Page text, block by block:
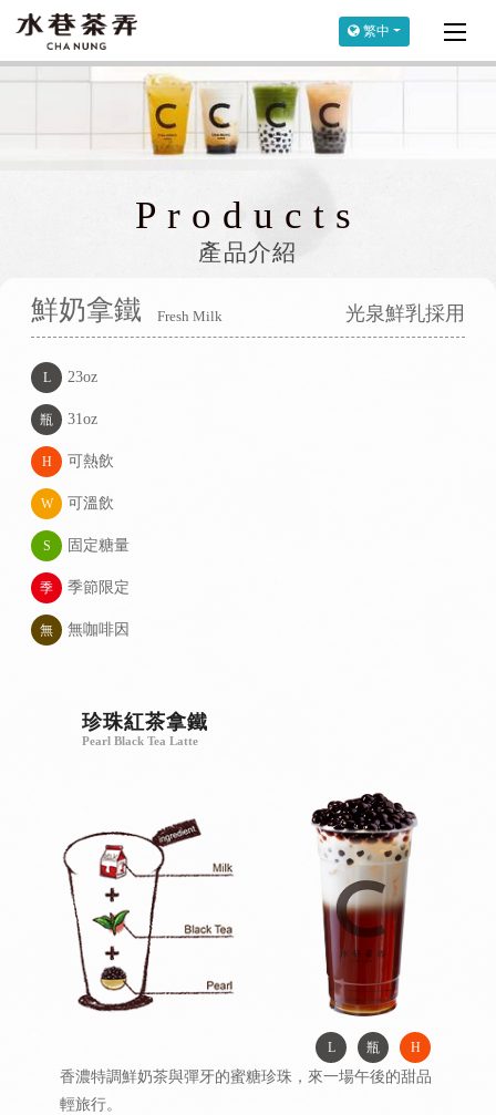
繁中
Products
產品介紹
鮮奶拿鐵 Fresh Milk 光泉鮮乳採用
L 23oz
瓶 31oz
H 可熱飲
W 可溫飲
S 固定糖量
季 季節限定
無 無咖啡因
珍珠紅茶拿鐵
Pearl Black Tea Latte
L 瓶 H
香濃特調鮮奶茶與彈牙的蜜糖珍珠，來一場午後的甜品
輕旅行。